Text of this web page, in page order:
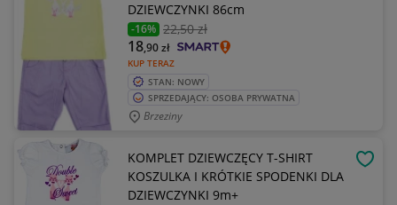
DZIEWCZYNKI 86cm
-16% 22,50 zł
KUP TERAZ
18,90zł
STAN: NOWY
SPRZEDAJĄCY: OSOBA PRYWATNA
Brzeziny
KOMPLET DZIEWCZĘCY T-SHIRT
KOSZULKA I KRÓTKIE SPODENKI DLA
DZIEWCZYNKI 9m+